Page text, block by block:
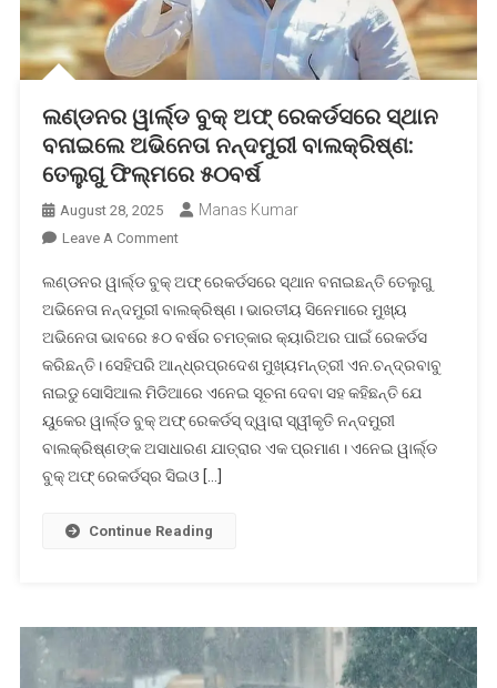
ଲଣ୍ଡନର ୱାର୍ଲ୍ଡ ବୁକ୍ ଅଫ୍ ରେକର୍ଡସରେ ସ୍ଥାନ
ବନାଇଲେ ଅଭିନେତା ନନ୍ଦମୁରୀ ବାଲକ୍ରିଷ୍ଣ:
ତେଲୁଗୁ ଫିଲ୍ମରେ ୫୦ବର୍ଷ
August 28, 2025 Manas Kumar
Leave A CommentOn
ୱାର୍ଲ୍ଡ
ବୁକ୍
ଅଫ୍
ରେକର୍ଡସରେ
ସ୍ଥାନ
ବନାଇଲେ
ଅଭିନେତା
ନନ୍ଦମୁରୀ
ଫିଲ୍ମରେ
ଲଣ୍ଡନର ୱାର୍ଲ୍ଡ ବୁକ୍ ଅଫ୍ ରେକର୍ଡସରେ ସ୍ଥାନ ବନାଇଛନ୍ତି ତେଲୁଗୁ
ଅଭିନେତା ନନ୍ଦମୁରୀ ବାଲକ୍ରିଷ୍ଣ। ଭାରତୀୟ ସିନେମାରେ ମୁଖ୍ୟ
ଅଭିନେତା ଭାବରେ ୫୦ ବର୍ଷର ଚମତ୍କାର କ୍ୟାରିଅର ପାଇଁ ରେକର୍ଡସ
କରିଛନ୍ତି। ସେହିପରି ଆନ୍ଧ୍ରପ୍ରଦେଶ ମୁଖ୍ୟମନ୍ତ୍ରୀ ଏନ.ଚନ୍ଦ୍ରବାବୁ
ନାଇଡୁ ସୋସିଆଲ ମିଡିଆରେ ଏନେଇ ସୂଚନା ଦେବା ସହ କହିଛନ୍ତି ଯେ
ୟୁକେର ୱାର୍ଲ୍ଡ ବୁକ୍ ଅଫ୍ ରେକର୍ଡସ୍ ଦ୍ୱାରା ସ୍ୱୀକୃତି ନନ୍ଦମୁରୀ
ବାଲକ୍ରିଷ୍ଣଙ୍କ ଅସାଧାରଣ ଯାତ୍ରାର ଏକ ପ୍ରମାଣ। ଏନେଇ ୱାର୍ଲ୍ଡ
ବୁକ୍ ଅଫ୍ ରେକର୍ଡସ୍‌ର ସିଇଓ […]
Continue Reading